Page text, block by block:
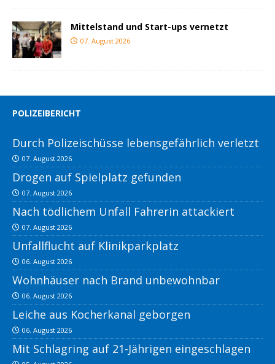
Mittelstand und Start-ups vernetzt
07. August 2026
POLIZEIBERICHT
Durch Polizeischüsse lebensgefährlich verletzt
07. August 2026
Drogen auf Spielplatz gefunden
07. August 2026
Nach tödlichem Unfall Fahrerin attackiert
07. August 2026
Unfallflucht auf Klinikparkplatz
06. August 2026
Wohnhäuser nach Brand unbewohnbar
06. August 2026
Leiche aus Kocherkanal geborgen
06. August 2026
Mit Schlagring auf 21-Jährigen eingeschlagen